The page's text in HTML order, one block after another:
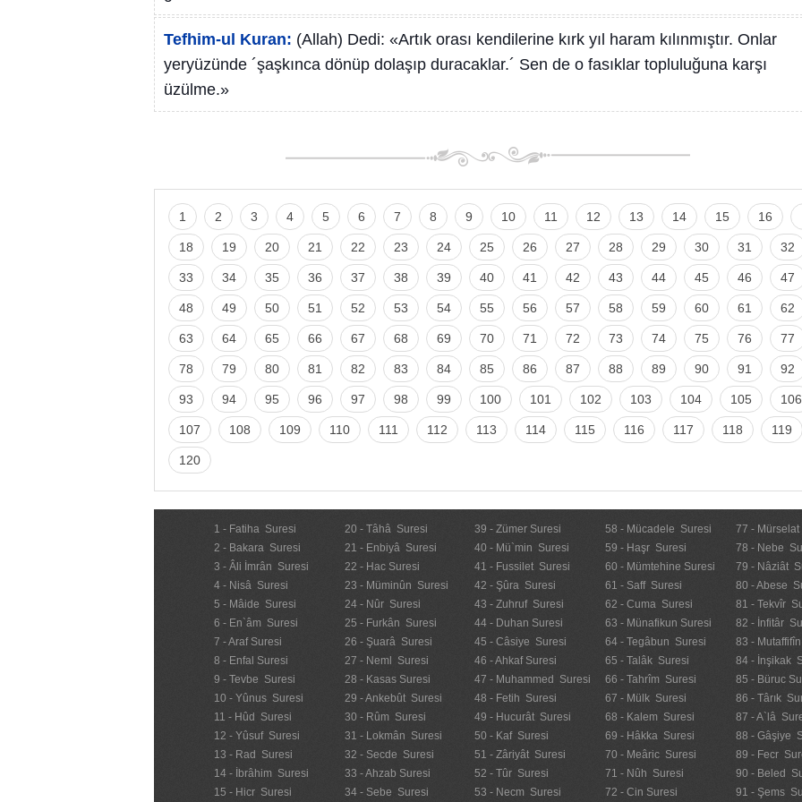
Tefhim-ul Kuran: (Allah) Dedi: «Artık orası kendilerine kırk yıl haram kılınmıştır. Onlar
yeryüzünde ´şaşkınca dönüp dolaşıp duracaklar.´ Sen de o fasıklar topluluğuna karşı
üzülme.»
1 2 3 4 5 6 7 8 9 10 11 12 13 14 15 16
18 19 20 21 22 23 24 25 26 27 28 29 30 31 32
33 34 35 36 37 38 39 40 41 42 43 44 45 46 47
48 49 50 51 52 53 54 55 56 57 58 59 60 61 62
63 64 65 66 67 68 69 70 71 72 73 74 75 76 77
78 79 80 81 82 83 84 85 86 87 88 89 90 91 92
93 94 95 96 97 98 99 100 101 102 103 104 105 106
107 108 109 110 111 112 113 114 115 116 117 118 119
120
1 - Fatiha Suresi
2 - Bakara Suresi
3 - Âli İmrân Suresi
4 - Nisâ Suresi
5 - Mâide Suresi
6 - En`âm Suresi
7 - Araf Suresi
8 - Enfal Suresi
9 - Tevbe Suresi
10 - Yûnus Suresi
11 - Hûd Suresi
12 - Yûsuf Suresi
13 - Rad Suresi
14 - İbrâhim Suresi
15 - Hicr Suresi
20 - Tâhâ Suresi
21 - Enbiyâ Suresi
22 - Hac Suresi
23 - Müminûn Suresi
24 - Nûr Suresi
25 - Furkân Suresi
26 - Şuarâ Suresi
27 - Neml Suresi
28 - Kasas Suresi
29 - Ankebût Suresi
30 - Rûm Suresi
31 - Lokmân Suresi
32 - Secde Suresi
33 - Ahzab Suresi
34 - Sebe Suresi
39 - Zümer Suresi
40 - Mü`min Suresi
41 - Fussilet Suresi
42 - Şûra Suresi
43 - Zuhruf Suresi
44 - Duhan Suresi
45 - Câsiye Suresi
46 - Ahkaf Suresi
47 - Muhammed Suresi
48 - Fetih Suresi
49 - Hucurât Suresi
50 - Kaf Suresi
51 - Zâriyât Suresi
52 - Tûr Suresi
53 - Necm Suresi
58 - Mücadele Suresi
59 - Haşr Suresi
60 - Mümtehine Suresi
61 - Saff Suresi
62 - Cuma Suresi
63 - Münafikun Suresi
64 - Tegâbun Suresi
65 - Talâk Suresi
66 - Tahrîm Suresi
67 - Mülk Suresi
68 - Kalem Suresi
69 - Hâkka Suresi
70 - Meâric Suresi
71 - Nûh Suresi
72 - Cin Suresi
77 - Mürselat
78 - Nebe
79 - Nâziât
80 - Abese
81 - Tekvîr
82 - İnfitâr
83 -
84 - İnşikak
85 - Büruc
86 - Târık
87 - A`lâ
88 - Gâşiye
89 - Fecr
90 - Beled
91 - Şems